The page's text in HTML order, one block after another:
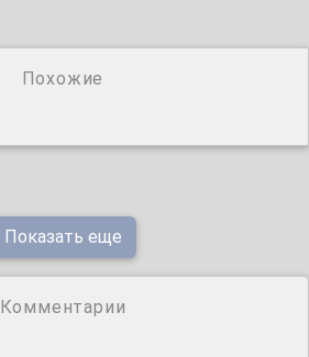
Похожие
Показать еще
Комментарии